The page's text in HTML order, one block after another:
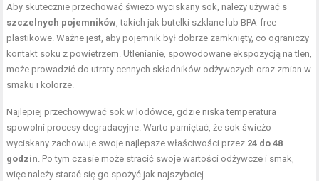
Aby skutecznie przechować świeżo wyciskany sok, należy używać s
szczelnych pojemników, takich jak butelki szklane lub BPA-free
plastikowe. Ważne jest, aby pojemnik był dobrze zamknięty, co ograniczy
kontakt soku z powietrzem. Utlenianie, spowodowane ekspozycją na tlen,
może prowadzić do utraty cennych składników odżywczych oraz zmian w
smaku i kolorze.
Najlepiej przechowywać sok w lodówce, gdzie niska temperatura
spowolni procesy degradacyjne. Warto pamiętać, że sok świeżo
wyciskany zachowuje swoje najlepsze właściwości przez 24 do 48
godzin. Po tym czasie może stracić swoje wartości odżywcze i smak,
więc należy starać się go spożyć jak najszybciej.